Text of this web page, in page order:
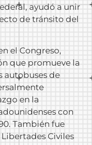
ayudó a unir
de tránsito del
el Congreso,
que promueve la
autobuses de
en la
con
También fue
Civiles